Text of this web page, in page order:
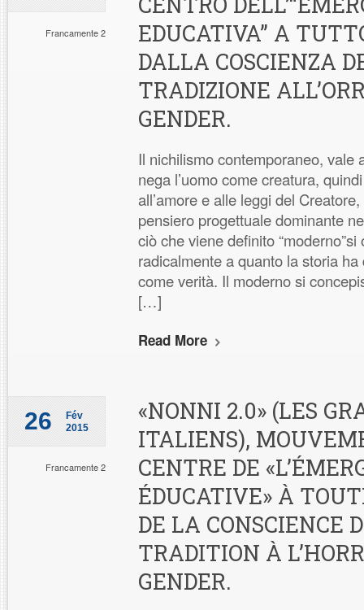
Francamente 2
EDUCATIVA” A
DALLA COSCIENZA
TRADIZIONE
GENDER.
Il nichilismo contemporaneo, vale
nega l’uomo come creatura,
all’amore e alle leggi del
pensiero progettuale dominante
ciò che viene definito
radicalmente a quanto la storia
come verità. Il moderno si
[…]
Read More
26
Fév
2015
Francamente 2
«NONNI 2.0» (LES
ITALIENS),
CENTRE DE
ÉDUCATIVE» À
DE LA CONSCIENCE
TRADITION À
GENDER.